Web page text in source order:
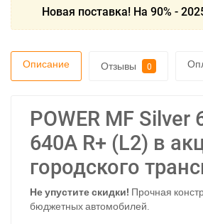
Новая поставка! На 90% -
Описание Отзывы 0
POWER MF Silver
640A R+ (L2) в
городского
Не упустите скидки! Прочная
бюджетных автомобилей.